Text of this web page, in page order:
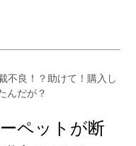
ペットが断